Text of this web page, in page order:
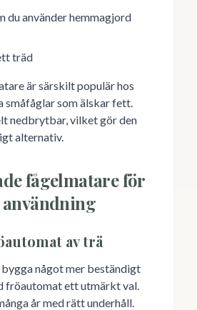
du använder hemmagjord
träd
är särskilt populär hos
småfåglar som älskar fett.
nedbrytbar, vilket gör den
alternativ.
fågelmatare för
av trä
bygga något mer beständigt
fröautomat ett utmärkt val.
år med rätt underhåll.